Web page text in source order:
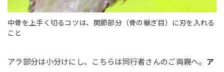
中骨を上手く切るコツは、関節部分（骨の継ぎ目）に刃を入れる
こと
アラ部分は小分けにし、こちらは同行者さんのご両親へ。 ア